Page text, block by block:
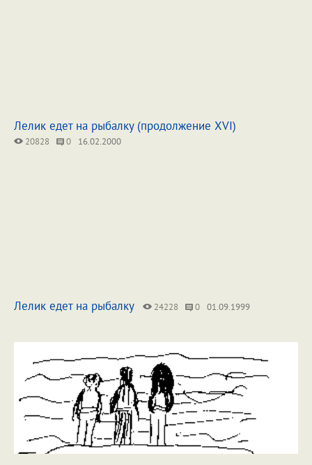
Лелик едет на рыбалку (продолжение XVI)
20828 0 16.02.2000
Лелик едет на рыбалку 24228 0 01.09.1999